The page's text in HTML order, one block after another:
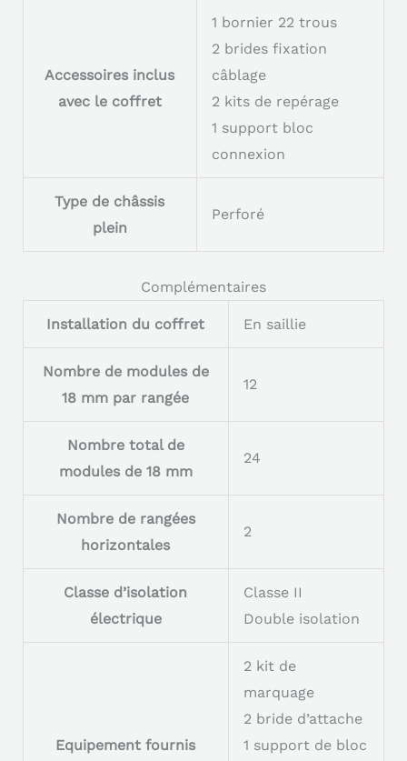
Accessoires inclus
avec le coffret
1 bornier 22 trous
2 brides fixation
câblage
2 kits de repérage
1 support bloc
connexion
Type de châssis
plein
Perforé
Complémentaires
Installation du coffret En saillie
Nombre de modules de
18 mm par rangée
12
Nombre total de
modules de 18 mm
24
Nombre de rangées
horizontales
2
Classe d’isolation
électrique
Classe II
Double isolation
Equipement fournis
2 kit de
marquage
2 bride d’attache
1 support de bloc